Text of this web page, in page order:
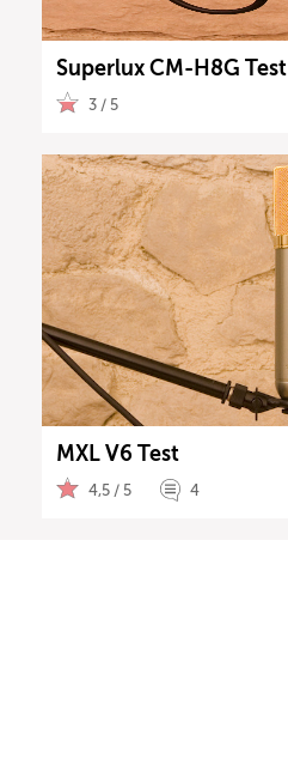
Superlux CM-H8G Test
3 / 5
MXL V6 Test
4,5 / 5 4